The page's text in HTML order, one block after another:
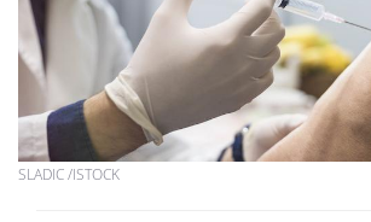
SLADIC /ISTOCK